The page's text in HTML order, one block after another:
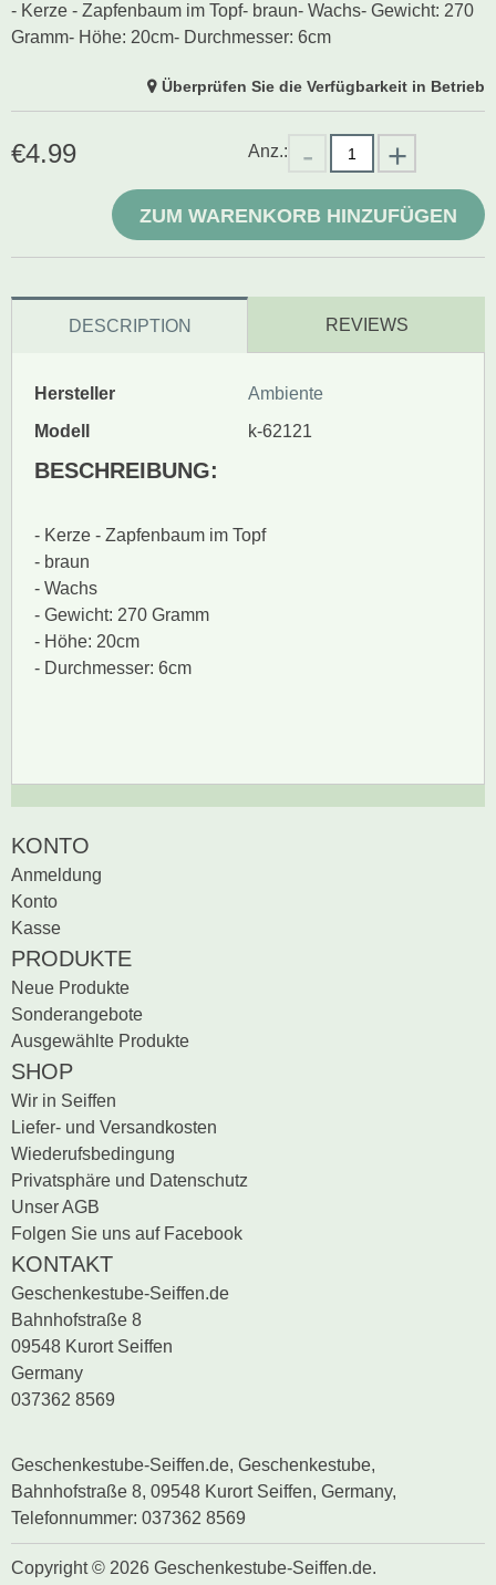
- Kerze - Zapfenbaum im Topf- braun- Wachs- Gewicht: 270
Gramm- Höhe: 20cm- Durchmesser: 6cm
Überprüfen Sie die Verfügbarkeit in Betrieb
€4.99 Anz.:
ZUM WARENKORB HINZUFÜGEN
DESCRIPTION REVIEWS
Hersteller
Ambiente
Modell
k-62121
BESCHREIBUNG:
- Kerze - Zapfenbaum im Topf
- braun
- Wachs
- Gewicht: 270 Gramm
- Höhe: 20cm
- Durchmesser: 6cm
Produktrezensionen.
Sei der erste, der
Bewertung schreiben
KONTO
Anmeldung
Konto
Kasse
PRODUKTE
Neue Produkte
Sonderangebote
Ausgewählte Produkte
SHOP
Wir in Seiffen
Liefer- und Versandkosten
Wiederufsbedingung
Privatsphäre und Datenschutz
Unser AGB
Folgen Sie uns auf Facebook
KONTAKT
Geschenkestube-Seiffen.de
Bahnhofstraße 8
09548 Kurort Seiffen
Germany
037362 8569
Copyright © 2026 Geschenkestube-Seiffen.de.
Geschenkestube-Seiffen.de, Geschenkestube,
Bahnhofstraße 8, 09548 Kurort Seiffen, Germany,
Telefonnummer: 037362 8569